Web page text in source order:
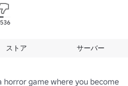
ストア サーバー
horror game where you become